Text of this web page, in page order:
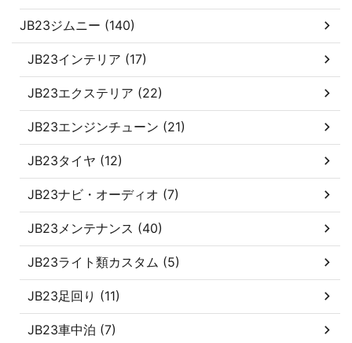
JB23ジムニー (140)
JB23インテリア (17)
JB23エクステリア (22)
JB23エンジンチューン (21)
JB23タイヤ (12)
JB23ナビ・オーディオ (7)
JB23メンテナンス (40)
JB23ライト類カスタム (5)
JB23足回り (11)
JB23車中泊 (7)